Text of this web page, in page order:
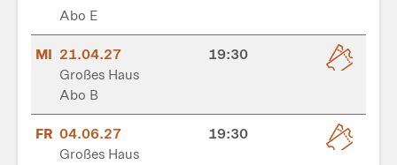
Abo E
MI 21.04.27
19:30
Großes Haus
Abo B
FR 04.06.27
19:30
Großes Haus